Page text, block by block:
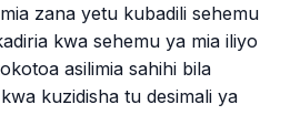
zana yetu kubadili sehemu
kwa sehemu ya mia iliyo
asilimia sahihi bila
kuzidisha tu desimali ya